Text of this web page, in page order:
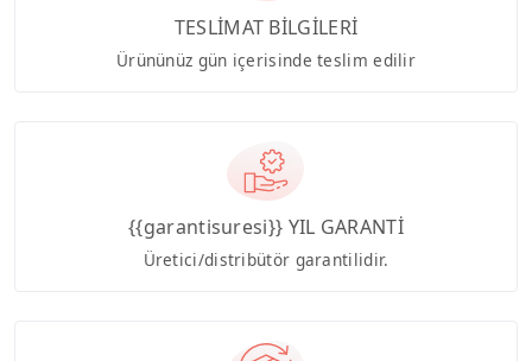
TESLİMAT BİLGİLERİ
Ürününüz gün içerisinde teslim edilir
{{garantisuresi}} YIL GARANTİ
Üretici/distribütör garantilidir.